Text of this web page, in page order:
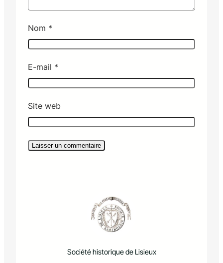
Nom *
E-mail *
Site web
Société historique de Lisieux